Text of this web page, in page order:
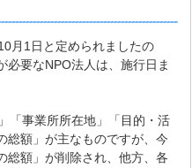
月1日と定められましたの
必要なNPO法人は、施行日ま
「事業所所在地」「目的・活
総額」が主なものですが、今
総額」が削除され、他方、各